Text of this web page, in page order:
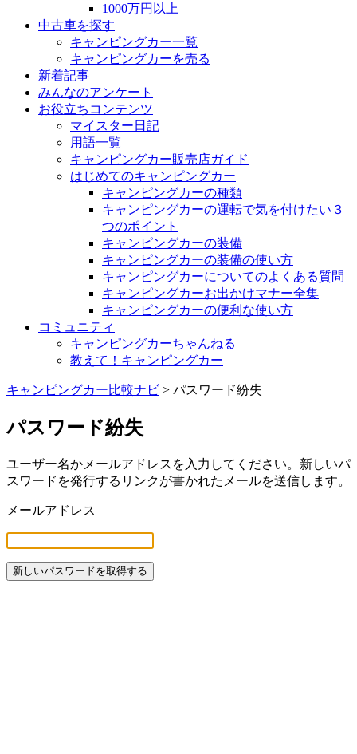
1000万円以上
中古車を探す
キャンピングカー一覧
キャンピングカーを売る
新着記事
みんなのアンケート
お役立ちコンテンツ
マイスター日記
用語一覧
キャンピングカー販売店ガイド
はじめてのキャンピングカー
キャンピングカーの種類
キャンピングカーの運転で気を付けたい３
つのポイント
キャンピングカーの装備
キャンピングカーの装備の使い方
キャンピングカーについてのよくある質問
キャンピングカーお出かけマナー全集
キャンピングカーの便利な使い方
コミュニティ
キャンピングカーちゃんねる
教えて！キャンピングカー
キャンピングカー比較ナビ > パスワード紛失
パスワード紛失
ユーザー名かメールアドレスを入力してください。新しいパ
スワードを発行するリンクが書かれたメールを送信します。
メールアドレス